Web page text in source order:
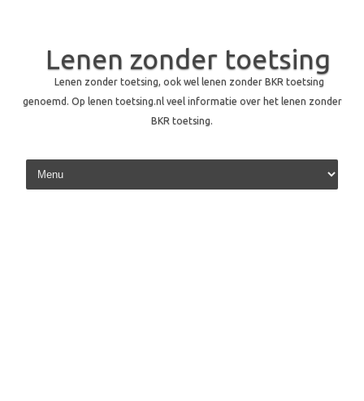
Lenen zonder toetsing
Lenen zonder toetsing, ook wel lenen zonder BKR toetsing
genoemd. Op lenen toetsing.nl veel informatie over het lenen zonder
BKR toetsing.
Skip to content